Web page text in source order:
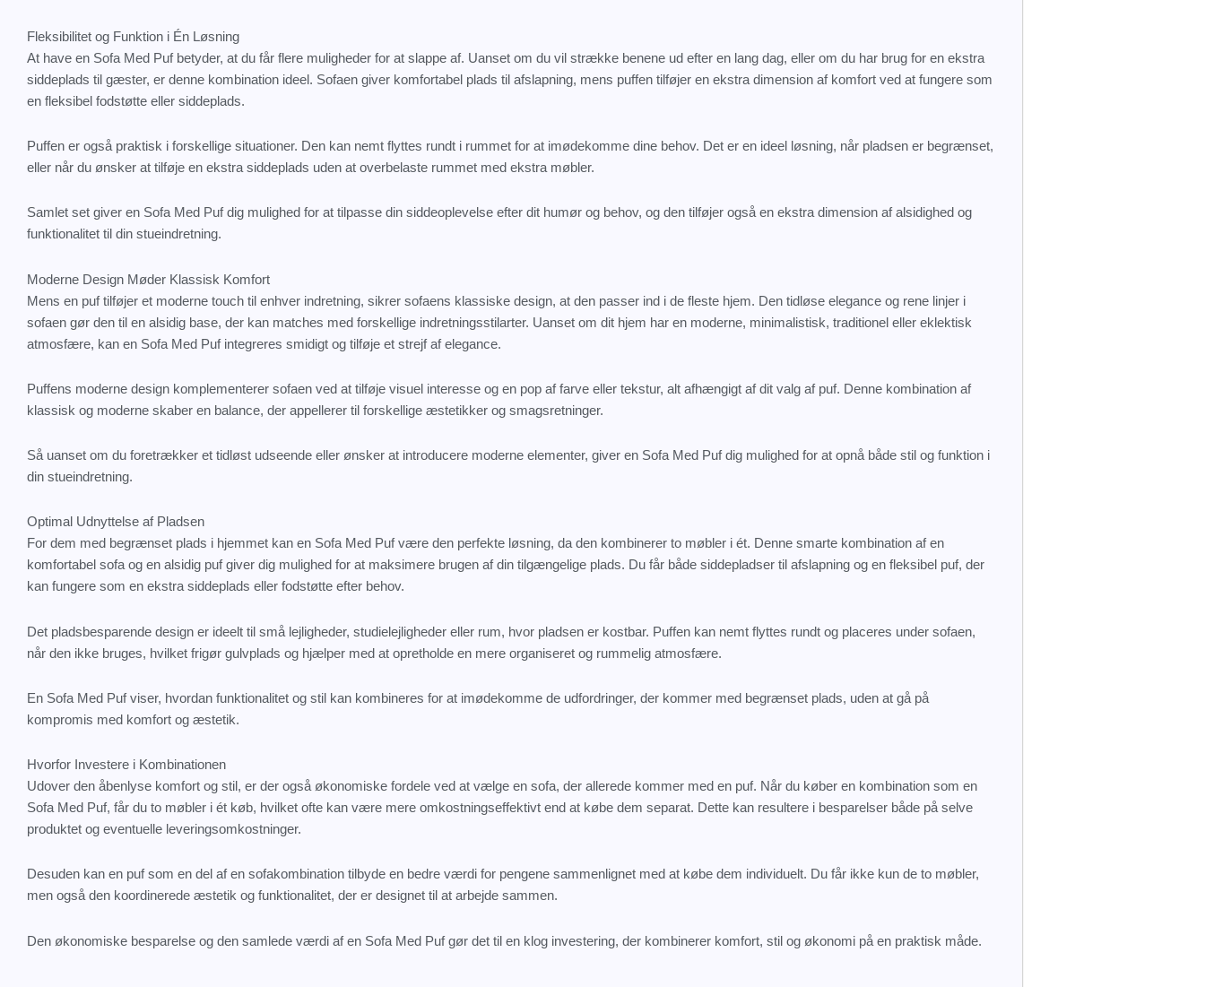
Fleksibilitet og Funktion i Én Løsning
At have en Sofa Med Puf betyder, at du får flere muligheder for at slappe af. Uanset om du vil strække benene ud efter en lang dag, eller om du har brug for en ekstra
siddeplads til gæster, er denne kombination ideel. Sofaen giver komfortabel plads til afslapning, mens puffen tilføjer en ekstra dimension af komfort ved at fungere som
en fleksibel fodstøtte eller siddeplads.
Puffen er også praktisk i forskellige situationer. Den kan nemt flyttes rundt i rummet for at imødekomme dine behov. Det er en ideel løsning, når pladsen er begrænset,
eller når du ønsker at tilføje en ekstra siddeplads uden at overbelaste rummet med ekstra møbler.
Samlet set giver en Sofa Med Puf dig mulighed for at tilpasse din siddeoplevelse efter dit humør og behov, og den tilføjer også en ekstra dimension af alsidighed og
funktionalitet til din stueindretning.
Moderne Design Møder Klassisk Komfort
Mens en puf tilføjer et moderne touch til enhver indretning, sikrer sofaens klassiske design, at den passer ind i de fleste hjem. Den tidløse elegance og rene linjer i
sofaen gør den til en alsidig base, der kan matches med forskellige indretningsstilarter. Uanset om dit hjem har en moderne, minimalistisk, traditionel eller eklektisk
atmosfære, kan en Sofa Med Puf integreres smidigt og tilføje et strejf af elegance.
Puffens moderne design komplementerer sofaen ved at tilføje visuel interesse og en pop af farve eller tekstur, alt afhængigt af dit valg af puf. Denne kombination af
klassisk og moderne skaber en balance, der appellerer til forskellige æstetikker og smagsretninger.
Så uanset om du foretrækker et tidløst udseende eller ønsker at introducere moderne elementer, giver en Sofa Med Puf dig mulighed for at opnå både stil og funktion i
din stueindretning.
Optimal Udnyttelse af Pladsen
For dem med begrænset plads i hjemmet kan en Sofa Med Puf være den perfekte løsning, da den kombinerer to møbler i ét. Denne smarte kombination af en
komfortabel sofa og en alsidig puf giver dig mulighed for at maksimere brugen af din tilgængelige plads. Du får både siddepladser til afslapning og en fleksibel puf, der
kan fungere som en ekstra siddeplads eller fodstøtte efter behov.
Det pladsbesparende design er ideelt til små lejligheder, studielejligheder eller rum, hvor pladsen er kostbar. Puffen kan nemt flyttes rundt og placeres under sofaen,
når den ikke bruges, hvilket frigør gulvplads og hjælper med at opretholde en mere organiseret og rummelig atmosfære.
En Sofa Med Puf viser, hvordan funktionalitet og stil kan kombineres for at imødekomme de udfordringer, der kommer med begrænset plads, uden at gå på
kompromis med komfort og æstetik.
Hvorfor Investere i Kombinationen
Udover den åbenlyse komfort og stil, er der også økonomiske fordele ved at vælge en sofa, der allerede kommer med en puf. Når du køber en kombination som en
Sofa Med Puf, får du to møbler i ét køb, hvilket ofte kan være mere omkostningseffektivt end at købe dem separat. Dette kan resultere i besparelser både på selve
produktet og eventuelle leveringsomkostninger.
Desuden kan en puf som en del af en sofakombination tilbyde en bedre værdi for pengene sammenlignet med at købe dem individuelt. Du får ikke kun de to møbler,
men også den koordinerede æstetik og funktionalitet, der er designet til at arbejde sammen.
Den økonomiske besparelse og den samlede værdi af en Sofa Med Puf gør det til en klog investering, der kombinerer komfort, stil og økonomi på en praktisk måde.